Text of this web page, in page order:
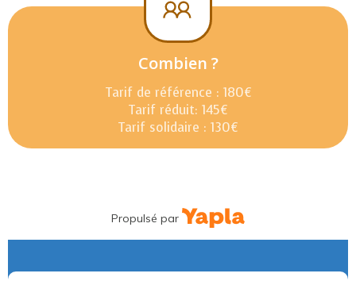
Combien ?
Tarif de référence : 180€
Tarif réduit: 145€
Tarif solidaire : 130€